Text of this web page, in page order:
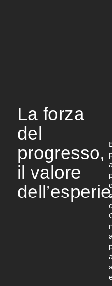
La forza
del
progresso,
il valore